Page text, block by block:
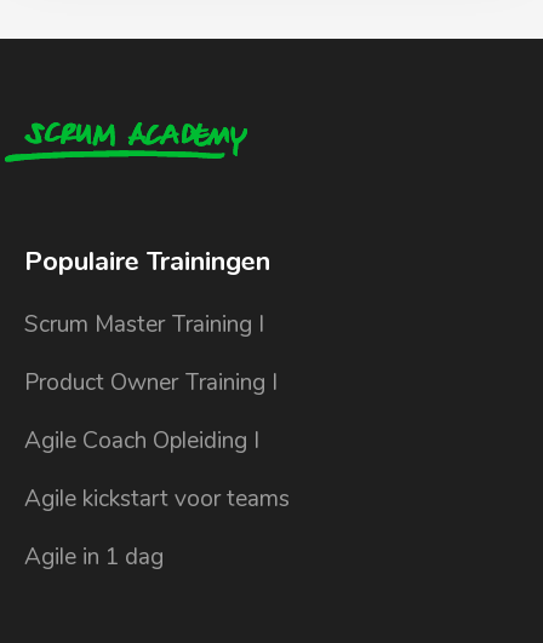
Populaire Trainingen
Scrum Master Training I
Product Owner Training I
Agile Coach Opleiding I
Agile kickstart voor teams
Agile in 1 dag